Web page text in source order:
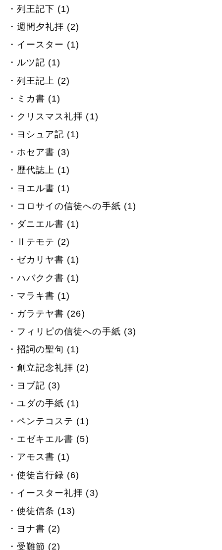
列王記下 (1)
週間夕礼拝 (2)
イースター (1)
ルツ記 (1)
列王記上 (2)
ミカ書 (1)
クリスマス礼拝 (1)
ヨシュア記 (1)
ホセア書 (3)
歴代誌上 (1)
ヨエル書 (1)
コロサイの信徒への手紙 (1)
ダニエル書 (1)
Ⅱテモテ (2)
ゼカリヤ書 (1)
ハバクク書 (1)
マラキ書 (1)
ガラテヤ書 (26)
フィリピの信徒への手紙 (3)
招詞の聖句 (1)
創立記念礼拝 (2)
ヨブ記 (3)
ユダの手紙 (1)
ペンテコステ (1)
エゼキエル書 (5)
アモス書 (1)
使徒言行録 (6)
イースター礼拝 (3)
使徒信条 (13)
ヨナ書 (2)
受難節 (2)